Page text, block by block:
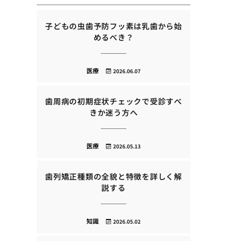
子どもの虫歯予防フッ素は乳歯から始
めるべき？
2026.06.07
医療
歯周病の初期症状チェックで受診すべ
きか迷う方へ
2026.05.13
医療
歯列矯正種類の全貌と特徴を詳しく解
説する
2026.05.02
知識